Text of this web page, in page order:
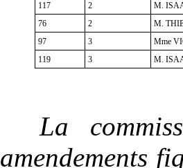
117
2
M.
76
2
M.
97
3
Mme
119
3 M.
La
amendements